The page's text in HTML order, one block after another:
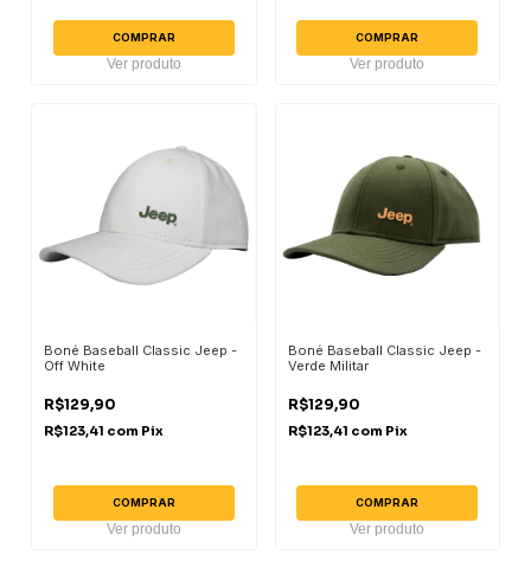
COMPRAR
Ver produto
COMPRAR
Ver produto
Boné Baseball Classic Jeep -
Off White
R$129,90
R$123,41 com Pix
COMPRAR
Ver produto
Boné Baseball Classic Jeep -
Verde Militar
R$129,90
R$123,41 com Pix
COMPRAR
Ver produto